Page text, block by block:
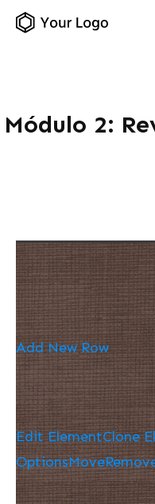
Módulo 2:
Add New Row
Edit ElementClone
OptionsMove